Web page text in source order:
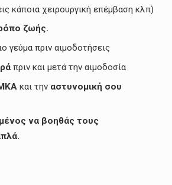
κάποια χειρουργική επέμβαση κλπ)
ζωής.
γεύμα πριν αιμοδοτήσεις
πριν και μετά την αιμοδοσία
και την αστυνομική σου
να βοηθάς τους